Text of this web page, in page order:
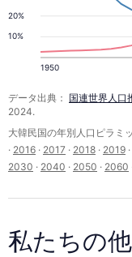
10%
20%
1950
データ出典： 国連世界人口
2024.
大韓民国の年別人口ピラミ
· 2016 · 2017 · 2018 · 2019 ·
2030 · 2040 · 2050 · 2060
私たちの